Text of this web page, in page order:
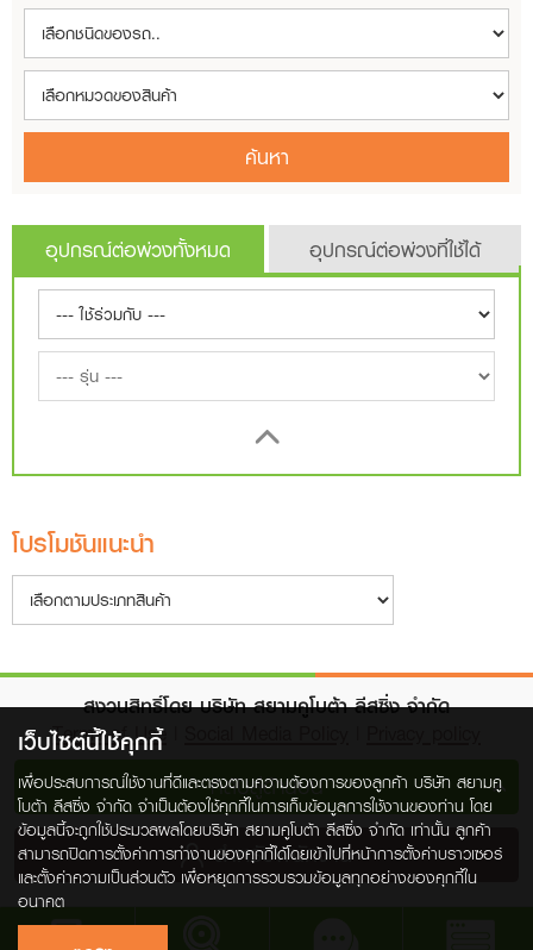
ค้นหา
อุปกรณ์ต่อพ่วงทั้งหมด อุปกรณ์ต่อพ่วงที่ใช้ได้
โปรโมชันแนะนำ
สงวนสิทธิ์โดย บริษัท สยามคูโบต้า ลีสซิ่ง จำกัด
Terms of Use
กลับสู่ด้านบน
สำหรับพนักงาน
เว็บไซต์นี้ใช้คุกกี้
เพื่อประสบการณ์ใช้งานที่ดีและตรงตามความต้องการของลูกค้า บริษัท สยามคู
โบต้า ลีสซิ่ง จำกัด จำเป็นต้องใช้คุกกี้ในการเก็บข้อมูลการใช้งานของท่าน โดย
ข้อมูลนี้จะถูกใช้ประมวลผลโดยบริษัท สยามคูโบต้า ลีสซิ่ง จำกัด เท่านั้น ลูกค้า
สามารถปิดการตั้งค่าการทำงานของคุกกี้ได้โดยเข้าไปที่หน้าการตั้งค่าบราวเซอร์
และตั้งค่าความเป็นส่วนตัว เพื่อหยุดการรวบรวมข้อมูลทุกอย่างของคุกกี้ใน
อนาคต